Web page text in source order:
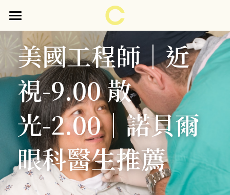
首頁
關於醫師
見證分享
門診時間表
護眼衛教
企業＆校園 護眼衛教講座
護眼妙招
預約諮詢
美國工程師｜近
視-9.00 散
光-2.00｜諾貝爾
眼科醫生推薦